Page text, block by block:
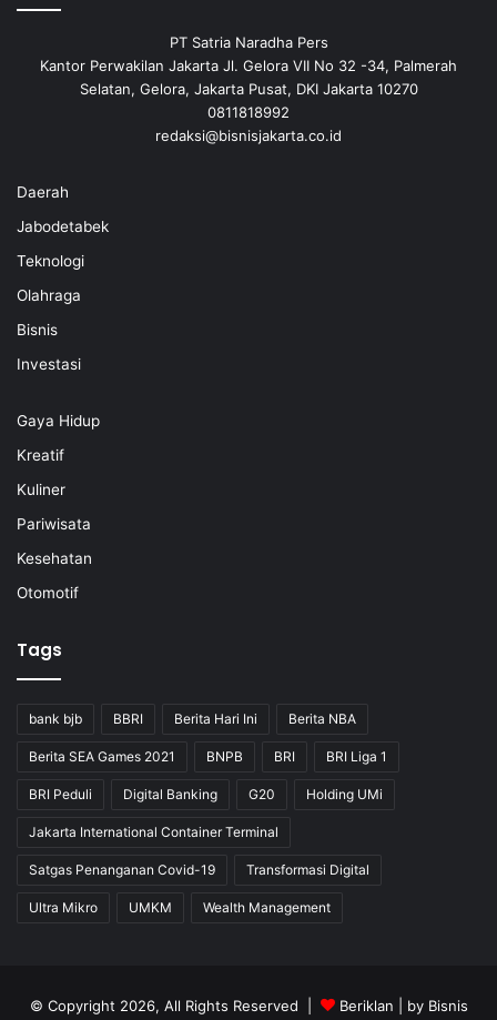
PT Satria Naradha Pers
Kantor Perwakilan Jakarta Jl. Gelora VII No 32 -34, Palmerah
Selatan, Gelora, Jakarta Pusat, DKI Jakarta 10270
0811818992
redaksi@bisnisjakarta.co.id
Daerah
Jabodetabek
Teknologi
Olahraga
Bisnis
Investasi
Gaya Hidup
Kreatif
Kuliner
Pariwisata
Kesehatan
Otomotif
Tags
bank bjb BBRI Berita Hari Ini Berita NBA
Berita SEA Games 2021 BNPB BRI BRI Liga 1
BRI Peduli Digital Banking G20 Holding UMi
Jakarta International Container Terminal
Satgas Penanganan Covid-19 Transformasi Digital
Ultra Mikro UMKM Wealth Management
© Copyright 2026, All Rights Reserved | Beriklan | by Bisnis